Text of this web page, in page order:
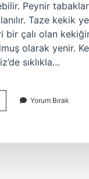
Peynir
Taze kekik
çalı olan
olarak yenir.
sıklıkla…
Yorum Bırak